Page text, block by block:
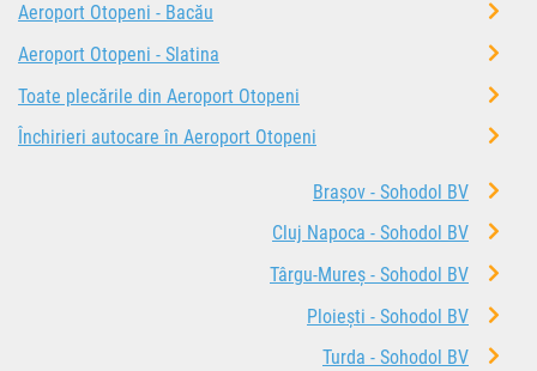
Aeroport Otopeni - Bacău
Aeroport Otopeni - Slatina
Toate plecările din Aeroport Otopeni
Închirieri autocare în Aeroport Otopeni
Brașov - Sohodol BV
Cluj Napoca - Sohodol BV
Târgu-Mureș - Sohodol BV
Ploiești - Sohodol BV
Turda - Sohodol BV